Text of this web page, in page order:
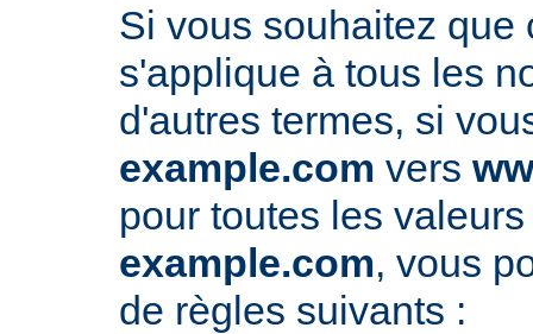
Si vous souhaitez que
s'applique à tous les
d'autres termes, si
example.com vers
pour toutes les
example.com, vous
de règles suivants :